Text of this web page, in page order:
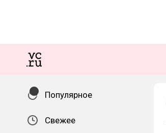
Популярное
Свежее